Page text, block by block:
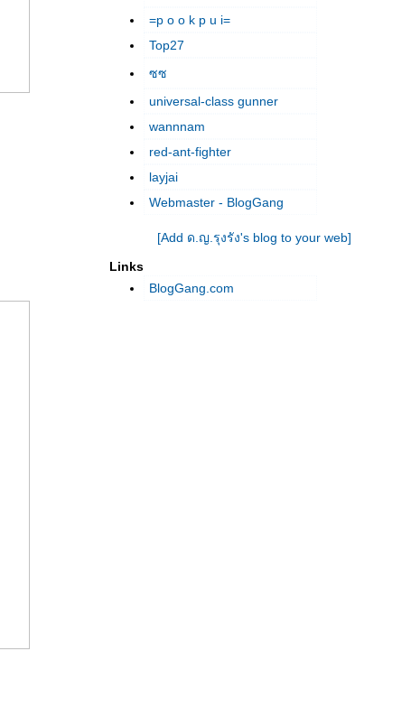
=p o o k p u i=
Top27
ซซ
universal-class gunner
wannnam
red-ant-fighter
layjai
Webmaster - BlogGang
[Add ด.ญ.รุงรัง's blog to your web]
Links
BlogGang.com